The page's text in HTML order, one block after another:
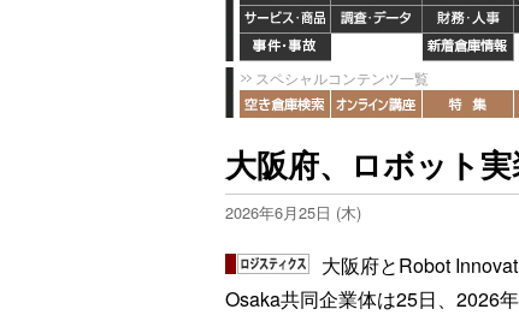
スペシャルコンテンツ一覧
大阪府、ロボット
2026年6月25日 (木)
大阪府とRobot
Osaka共同企業体は25日、2026